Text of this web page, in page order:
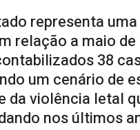
representa
relação a maio
38
um cenário de
da violência letal
nos últimos